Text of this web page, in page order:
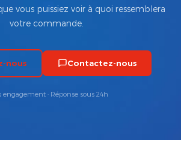
vous puissiez voir à quoi ressemblera
votre commande.
nous Contactez-nous
engagement · Réponse sous 24h